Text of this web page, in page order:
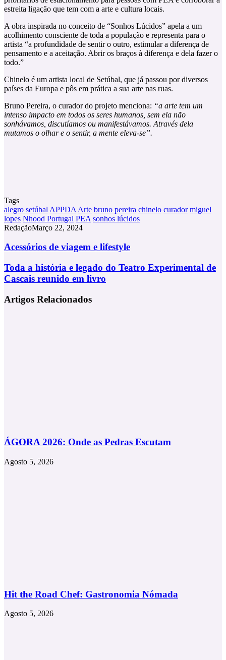
estreita ligação que tem com a arte e cultura locais.
A obra inspirada no conceito de “Sonhos Lúcidos” apela a um
acolhimento consciente de toda a população e representa para o
artista “a profundidade de sentir o outro, estimular a diferença de
pensamento e a aceitação. Abrir os braços à diferença e dela fazer o
todo.”
Chinelo é um artista local de Setúbal, que já passou por diversos
países da Europa e pôs em prática a sua arte nas ruas.
Bruno Pereira, o curador do projeto menciona: “a arte tem um
intenso impacto em todos os seres humanos, sem ela não
sonhávamos, discutíamos ou manifestávamos. Através dela
mutamos o olhar e o sentir, a mente eleva-se”.
Tags
alegro setúbal APPDA Arte bruno pereira chinelo curador miguel
lopes Nhood Portugal PEA sonhos lúcidos
RedaçãoMarço 22, 2024
Acessórios
viagem
e
lifestyle
Acessórios de viagem e lifestyle
Toda
a
história
legado
Toda a história e legado do Teatro Experimental de
Cascais reunido em livro
Artigos Relacionados
ÁGORA 2026: Onde as Pedras Escutam
Agosto 5, 2026
Hit the Road Chef: Gastronomia Nómada
Agosto 5, 2026